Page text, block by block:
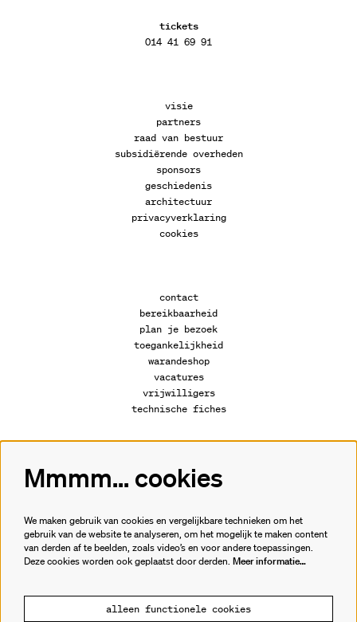
tickets
014 41 69 91
visie
partners
raad van bestuur
subsidiërende overheden
sponsors
geschiedenis
architectuur
privacyverklaring
cookies
contact
bereikbaarheid
plan je bezoek
toegankelijkheid
warandeshop
vacatures
vrijwilligers
technische fiches
Volg ons
Meld je aan voor de nieuwsbrief.
Mmmm... cookies
We maken gebruik van cookies en vergelijkbare technieken om het
gebruik van de website te analyseren, om het mogelijk te maken content
van derden af te beelden, zoals video’s en voor andere toepassingen.
Deze cookies worden ook geplaatst door derden. Meer informatie…
alleen functionele cookies